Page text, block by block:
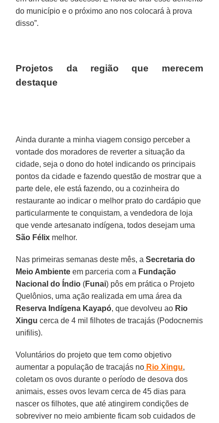
do município e o próximo ano nos colocará à prova
disso”.
Projetos da região que merecem
destaque
Ainda durante a minha viagem consigo perceber a
vontade dos moradores de reverter a situação da
cidade, seja o dono do hotel indicando os principais
pontos da cidade e fazendo questão de mostrar que a
parte dele, ele está fazendo, ou a cozinheira do
restaurante ao indicar o melhor prato do cardápio que
particularmente te conquistam, a vendedora de loja
que vende artesanato indígena, todos desejam uma
São Félix melhor.
Nas primeiras semanas deste mês, a Secretaria do
Meio Ambiente em parceria com a Fundação
Nacional do Índio (Funai) pôs em prática o Projeto
Quelônios, uma ação realizada em uma área da
Reserva Indígena Kayapó, que devolveu ao Rio
Xingu cerca de 4 mil filhotes de tracajás (Podocnemis
unifilis).
Voluntários do projeto que tem como objetivo
aumentar a população de tracajás no Rio Xingu,
coletam os ovos durante o período de desova dos
animais, esses ovos levam cerca de 45 dias para
nascer os filhotes, que até atingirem condições de
sobreviver no meio ambiente ficam sob cuidados de